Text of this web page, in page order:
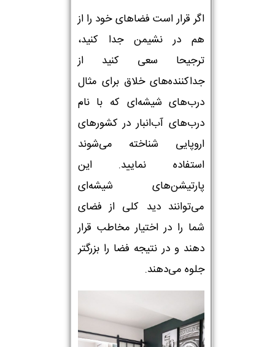
اگر قرار است فضاهای خود را از
هم در نشیمن جدا کنید،
ترجیحا سعی کنید از
جداکننده‌های خلاق برای مثال
درب‌های شیشه‌ای که با نام
درب‌های آب‌انبار در کشورهای
اروپایی شناخته می‌شوند
استفاده نمایید. این
پارتیشن‌های شیشه‌ای
می‌توانند دید کلی از فضای
شما را در اختیار مخاطب قرار
دهند و در نتیجه فضا را بزرگتر
جلوه می‌دهند.